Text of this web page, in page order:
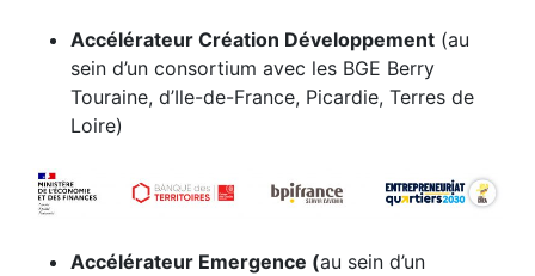
Accélérateur Création Développement (au
sein d’un consortium avec les BGE Berry
Touraine, d’Ile-de-France, Picardie, Terres de
Loire)
Accélérateur Emergence (au sein d’un